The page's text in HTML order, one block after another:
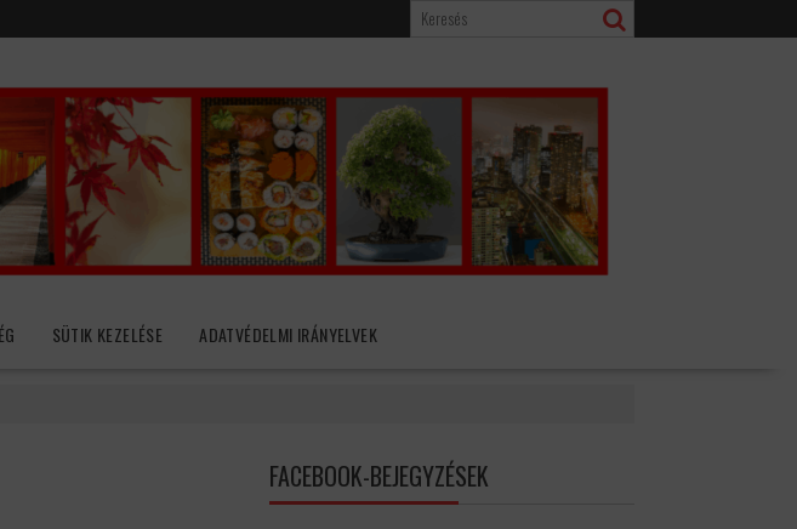
SÜTIK KEZELÉSE ADATVÉDELMI IRÁNYELVEK
FACEBOOK-BEJEGYZÉSEK